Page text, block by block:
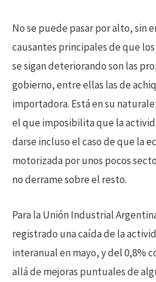
No se puede pasar por alto, sin
causantes principales de que
se sigan deteriorando son las
gobierno, entre ellas las de
importadora. Está en su
el que imposibilita que la
darse incluso el caso de que la
motorizada por unos pocos
no derrame sobre el resto.
Para la Unión Industrial
registrado una caída de la
interanual en mayo, y del 0,8%
allá de mejoras puntuales de